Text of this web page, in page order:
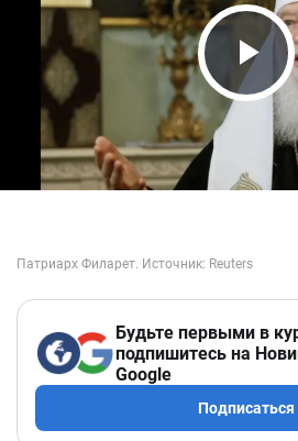
Play
Будьте первыми в
подпишитесь на
Google
Подписаться